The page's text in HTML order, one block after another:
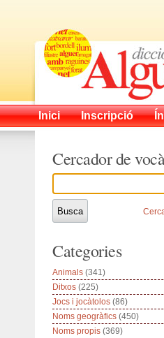
Inici Inscripció
Cercador de
Categories
Animals (341)
Ditxos (225)
Jocs i jocàtolos (86)
Noms geogràfics (450)
Noms propis (369)